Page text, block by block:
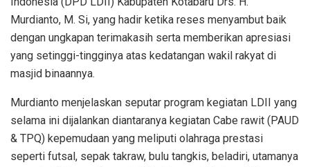
Murdianto, M. Si, yang hadir ketika reses menyambut baik
dengan ungkapan terimakasih serta memberikan apresiasi
yang setinggi-tingginya atas kedatangan wakil rakyat di
masjid binaannya.
Murdianto menjelaskan seputar program kegiatan LDII yang
selama ini dijalankan diantaranya kegiatan Cabe rawit (PAUD
& TPQ) kepemudaan yang meliputi olahraga prestasi
seperti futsal, sepak takraw, bulu tangkis, beladiri, utamanya